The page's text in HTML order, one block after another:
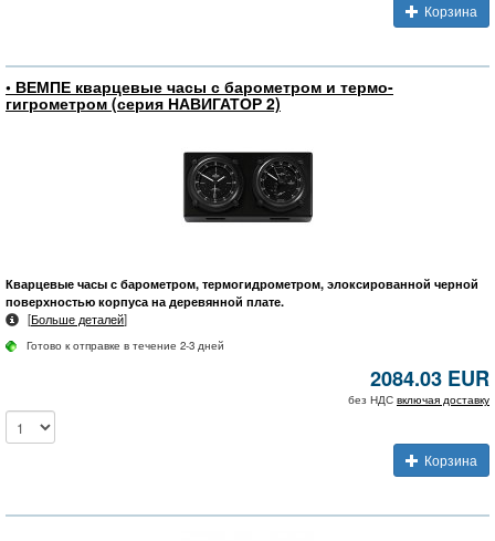
Корзина
• ВЕМПЕ кварцевые часы с барометром и термо-
гигрометром (серия НАВИГАТОР 2)
Кварцевые часы с барометром, термогидрометром, элоксированной черной
поверхностью корпуса на деревянной плате.
[Больше деталей]
Готово к отправке в течение 2-3 дней
2084.03 EUR
без НДС включая доставку
Корзина